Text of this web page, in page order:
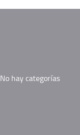
No hay categorías